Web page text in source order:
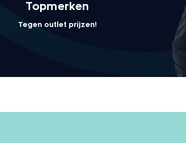
Topmerken
Tegen outlet prijzen!